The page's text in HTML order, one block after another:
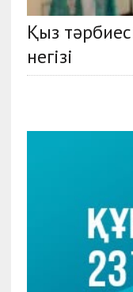
Қыз
негізі